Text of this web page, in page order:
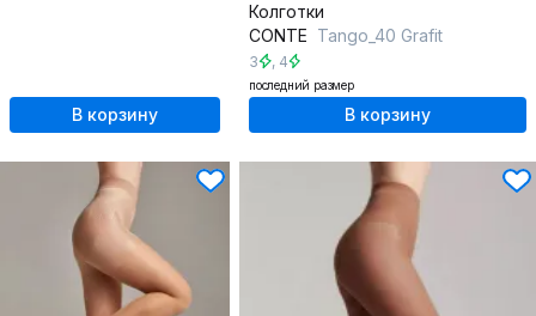
В корзину
Колготки
CONTE Tango_40 Grafit
3 , 4
последний размер
В корзину